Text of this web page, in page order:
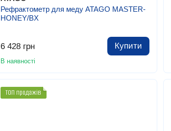
Рефрактометр для меду ATAGO MASTER-
HONEY/BX
6 428 грн Купити
В наявності
ТОП продажів